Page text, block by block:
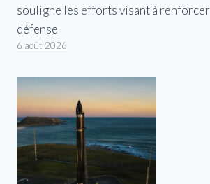
souligne les efforts visant à
défense
6 août 2026